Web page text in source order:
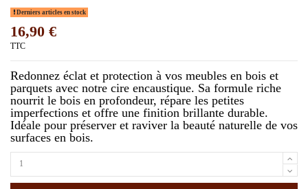
Derniers articles en stock
16,90 €
TTC
Redonnez éclat et protection à vos meubles en bois et
parquets avec notre cire encaustique. Sa formule riche
nourrit le bois en profondeur, répare les petites
imperfections et offre une finition brillante durable.
Idéale pour préserver et raviver la beauté naturelle de vos
surfaces en bois.